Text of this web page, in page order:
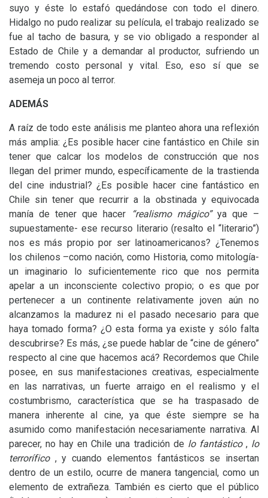
suyo y éste lo estafó quedándose con todo el dinero.
Hidalgo no pudo realizar su película, el trabajo realizado se
fue al tacho de basura, y se vio obligado a responder al
Estado de Chile y a demandar al productor, sufriendo un
tremendo costo personal y vital. Eso, eso sí que se
asemeja un poco al terror.
ADEMÁS
A raíz de todo este análisis me planteo ahora una reflexión
más amplia: ¿Es posible hacer cine fantástico en Chile sin
tener que calcar los modelos de construcción que nos
llegan del primer mundo, específicamente de la trastienda
del cine industrial? ¿Es posible hacer cine fantástico en
Chile sin tener que recurrir a la obstinada y equivocada
manía de tener que hacer
“realismo mágico” ya que –
supuestamente- ese recurso literario (resalto el “literario”)
nos es más propio por ser latinoamericanos? ¿Tenemos
los chilenos –como nación, como Historia, como mitología-
un imaginario lo suficientemente rico que nos permita
apelar a un inconsciente colectivo propio; o es que por
pertenecer a un continente relativamente joven aún no
alcanzamos la madurez ni el pasado necesario para que
haya tomado forma? ¿O esta forma ya existe y sólo falta
descubrirse? Es más, ¿se puede hablar de “cine de género”
respecto al cine que hacemos acá? Recordemos que Chile
posee, en sus manifestaciones creativas, especialmente
en las narrativas, un fuerte arraigo en el realismo y el
costumbrismo, característica que se ha traspasado de
manera inherente al cine, ya que éste siempre se ha
asumido como manifestación necesariamente narrativa. Al
parecer, no hay en Chile una tradición de lo fantástico , lo
terrorífico , y cuando elementos fantásticos se insertan
dentro de un estilo, ocurre de manera tangencial, como un
elemento de extrañeza. También es cierto que el público